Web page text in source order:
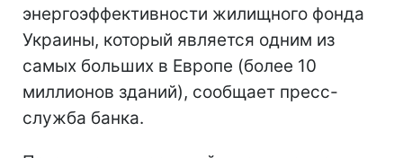
энергоэффективности жилищного фонда
Украины, который является одним из
самых больших в Европе (более 10
миллионов зданий), сообщает пресс-
служба банка.